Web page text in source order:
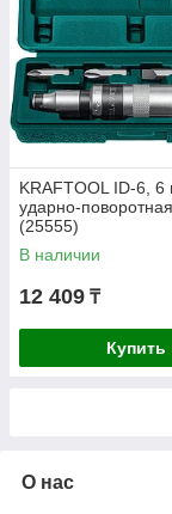
KRAFTOOL ID-6, 6
ударно-
(25555)
В наличии
12 409 ₸
Купить
О нас